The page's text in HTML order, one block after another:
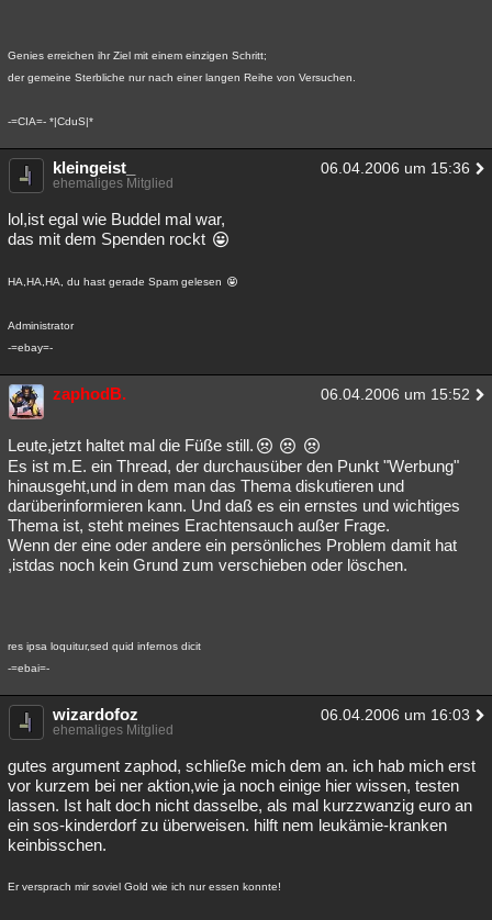
Genies erreichen ihr Ziel mit einem einzigen Schritt;
der gemeine Sterbliche nur nach einer langen Reihe von Versuchen.
-=CIA=- *|CduS|*
kleingeist_ 06.04.2006 um 15:36
ehemaliges Mitglied
lol,ist egal wie Buddel mal war,
das mit dem Spenden rockt
HA,HA,HA, du hast gerade Spam gelesen
Administrator
-=ebay=-
zaphodB. 06.04.2006 um 15:52
Leute,jetzt haltet mal die Füße still.
Es ist m.E. ein Thread, der durchausüber den Punkt "Werbung"
hinausgeht,und in dem man das Thema diskutieren und
darüberinformieren kann. Und daß es ein ernstes und wichtiges
Thema ist, steht meines Erachtensauch außer Frage.
Wenn der eine oder andere ein persönliches Problem damit hat
,istdas noch kein Grund zum verschieben oder löschen.
res ipsa loquitur,sed quid infernos dicit
-=ebai=-
wizardofoz 06.04.2006 um 16:03
ehemaliges Mitglied
gutes argument zaphod, schließe mich dem an. ich hab mich erst
vor kurzem bei ner aktion,wie ja noch einige hier wissen, testen
lassen. Ist halt doch nicht dasselbe, als mal kurzzwanzig euro an
ein sos-kinderdorf zu überweisen. hilft nem leukämie-kranken
keinbisschen.
Er versprach mir soviel Gold wie ich nur essen konnte!